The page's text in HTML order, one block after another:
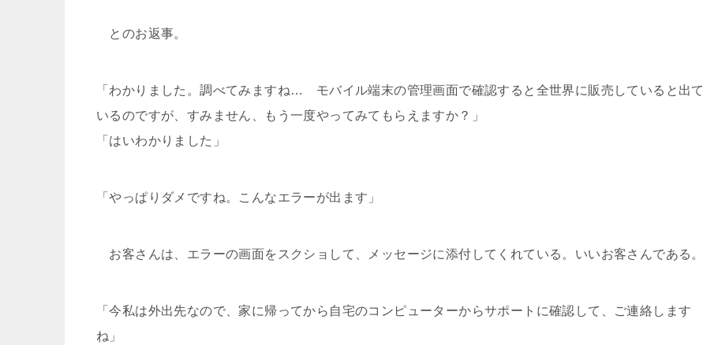
とのお返事。
「わかりました。調べてみますね… モバイル端末の管理画面で確認すると全世界に販売していると出て
いるのですが、すみません、もう一度やってみてもらえますか？」
「はいわかりました」
「やっぱりダメですね。こんなエラーが出ます」
お客さんは、エラーの画面をスクショして、メッセージに添付してくれている。いいお客さんである。
「今私は外出先なので、家に帰ってから自宅のコンピューターからサポートに確認して、ご連絡します
ね」